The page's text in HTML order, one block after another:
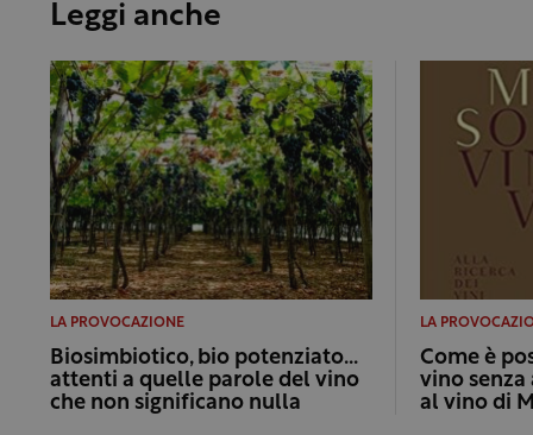
Leggi anche
LA PROVOCAZIONE
Biosimbiotico, bio potenziato…
attenti a quelle parole del vino
che non significano nulla
LA
Come è
vino
al vino di